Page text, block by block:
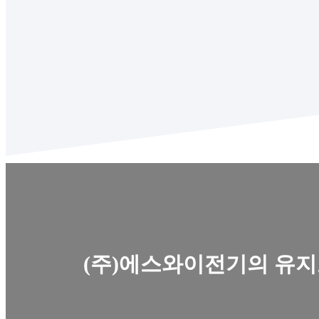
(주)에스와이전기의 유